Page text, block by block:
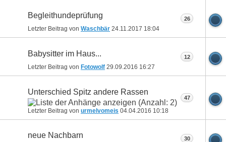
Begleithundeprüfung
Letzter Beitrag von Waschbär 24.11.2017 18:04
26
Babysitter im Haus...
Letzter Beitrag von Fotowolf 29.09.2016 16:27
12
Unterschied Spitz andere Rassen
Letzter Beitrag von urmelvomeis 04.04.2016 10:18
47
neue Nachbarn 30